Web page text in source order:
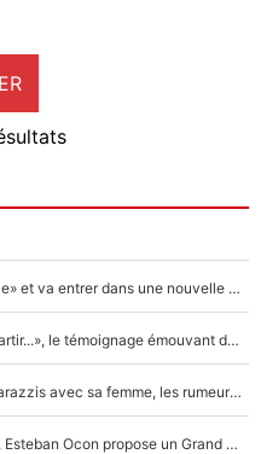
F1 - Alpine signe un accord «impensable» et va entrer dans une nouvelle dimension : Grande nouvelle pour Pierre Gasly !
F1 : « Je lui ai fait un câlin, puis j’ai dû partir...», le témoignage émouvant de Max Verstappen sur sa fille
F1 : Charles Leclerc surpris par les paparazzis avec sa femme, les rumeurs étaient vraies !
Comme pour le final du Tour de France, Esteban Ocon propose un Grand Prix de Formule 1 à Paris : «Autour de l’Arc de Triomphe, ce serait génial» !